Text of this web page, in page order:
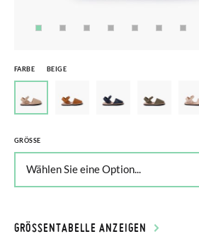
FARBE BEIGE
GRÖSSE
GRÖSSENTABELLE ANZEIGEN